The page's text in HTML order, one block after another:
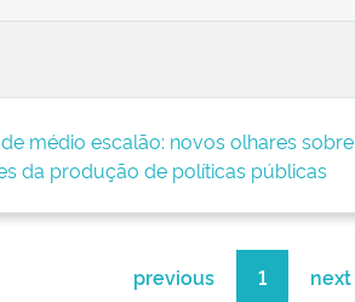
médio escalão: novos olhares sobre
da produção de políticas públicas
previous 1 next